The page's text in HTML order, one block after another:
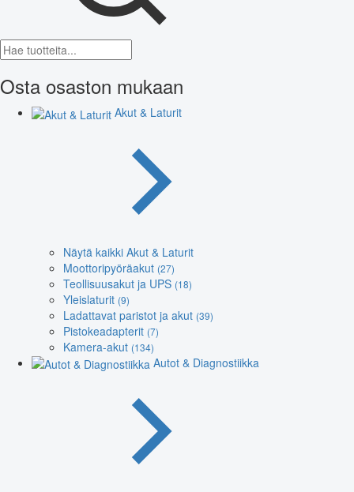
Osta osaston mukaan
Akut & Laturit
Näytä kaikki Akut & Laturit
Moottoripyöräakut (27)
Teollisuusakut ja UPS (18)
Yleislaturit (9)
Ladattavat paristot ja akut (39)
Pistokeadapterit (7)
Kamera-akut (134)
Autot & Diagnostiikka